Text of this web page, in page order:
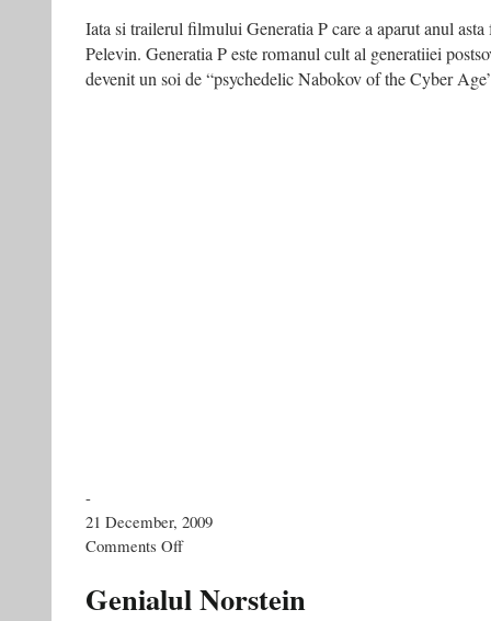
Iata si trailerul filmului Generatia P care a aparut anul
Pelevin. Generatia P este romanul cult al generatiiei
devenit un soi de “psychedelic Nabokov of the Cyber
-
21 December, 2009
Comments Offon
influent
Genialul Norstein